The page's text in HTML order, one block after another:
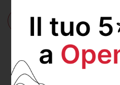
locale
Dove:Genova Milano